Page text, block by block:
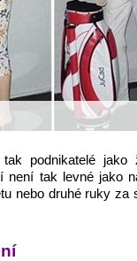
podnikatelé jako
není tak levné jako
nebo druhé ruky za